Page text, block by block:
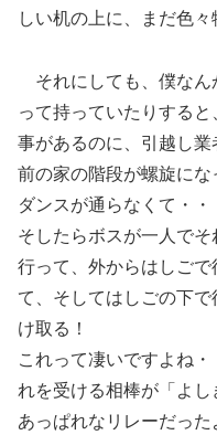
しい机の上に、まだ色
それにしても、僕な
って持っていたりする
事があるのに、引越し業
前の家の階段が螺旋に
ダンスが通らなくて・・
そしたらボスが一人で
行って、外からはしご
て、そしてはしごの下
け取る！
これって凄いですよね
れを受ける相棒が「よし
あっぱれなリレーだった